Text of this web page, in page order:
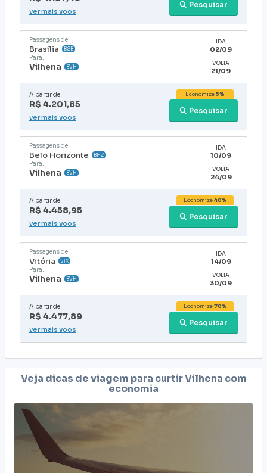
Pesquisar
ver mais voos
Passagens de:
Brasília BSB
Para:
Vilhena BVH
IDA
02/09
VOLTA
21/09
A partir de:
R$ 4.201,85
Pesquisar
Economize5%
ver mais voos
Passagens de:
Belo Horizonte BHZ
Para:
Vilhena BVH
IDA
10/09
VOLTA
24/09
A partir de:
R$ 4.458,95
Pesquisar
Economize40%
ver mais voos
Passagens de:
Vitória VIX
Para:
Vilhena BVH
IDA
14/09
VOLTA
30/09
A partir de:
R$ 4.477,89
Pesquisar
Economize70%
ver mais voos
Veja dicas de viagem para curtirVilhena com
economia